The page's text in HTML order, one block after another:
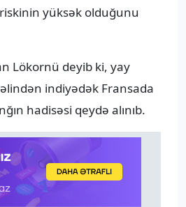
yüksək olduğunu
Lökornü deyib ki, yay
indiyədək Fransada
hadisəsi qeydə alınıb.